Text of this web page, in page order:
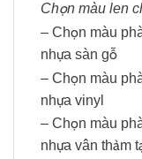
Chọn màu len
– Chọn màu
nhựa sàn gỗ
– Chọn màu
nhựa vinyl
– Chọn màu
nhựa vân thảm